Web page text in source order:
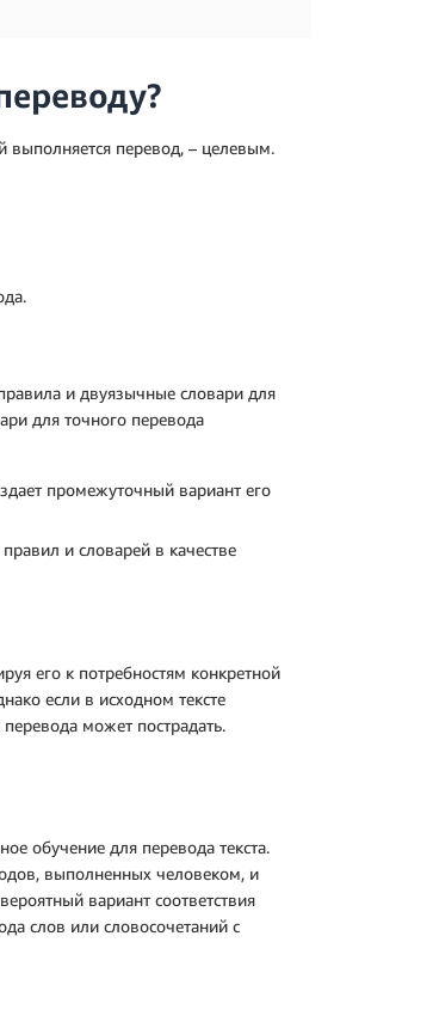
выполняется перевод, – целевым.
и двуязычные словари для
для точного перевода
промежуточный вариант его
и словарей в качестве
его к потребностям конкретной
если в исходном тексте
может пострадать.
обучение для перевода текста.
выполненных человеком, и
вариант соответствия
слов или словосочетаний с